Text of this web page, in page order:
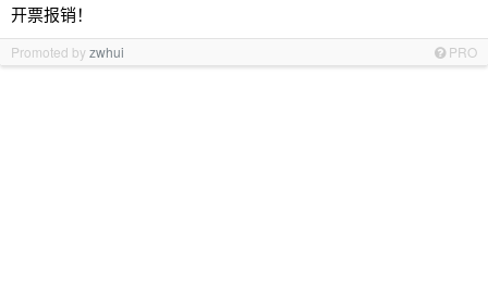
开票报销！
Promoted byzwhui PRO